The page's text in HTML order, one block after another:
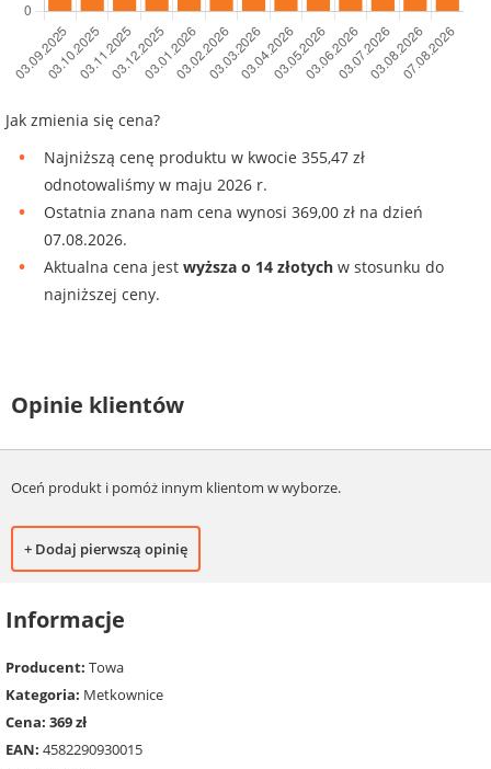
Jak zmienia się cena?
Najniższą cenę produktu w kwocie 355,47 zł
odnotowaliśmy w maju 2026 r.
Ostatnia znana nam cena wynosi 369,00 zł na dzień
07.08.2026.
Aktualna cena jest wyższa o 14 złotych w stosunku do
najniższej ceny.
Opinie klientów
Oceń produkt i pomóż innym klientom w wyborze.
+ Dodaj pierwszą opinię
Informacje
Producent: Towa
Kategoria: Metkownice
Cena: 369 zł
EAN: 4582290930015